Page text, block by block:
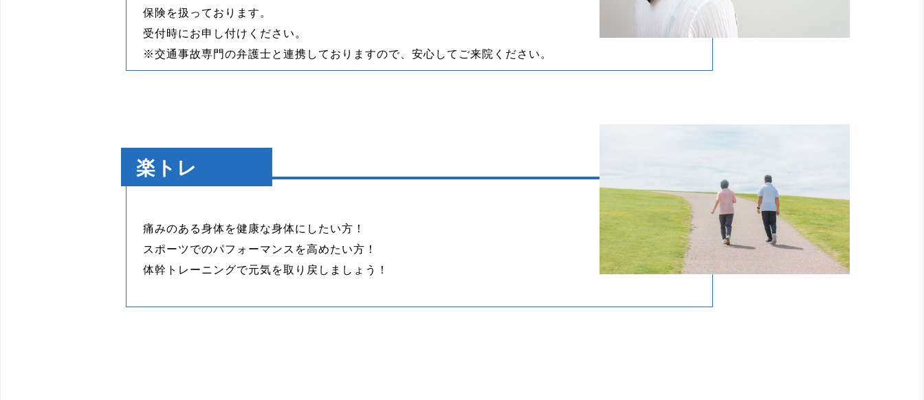
保険を扱っております。
受付時にお申し付けください。
※交通事故専門の弁護士と連携しておりますので、安心してご来院ください。
楽トレ
痛みのある身体を健康な身体にしたい方！
スポーツでのパフォーマンスを高めたい方！
体幹トレーニングで元気を取り戻しましょう！